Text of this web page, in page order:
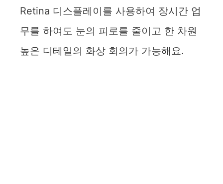
Retina 디스플레이를 사용하여 장시간 업
무를 하여도 눈의 피로를 줄이고 한 차원
높은 디테일의 화상 회의가 가능해요.